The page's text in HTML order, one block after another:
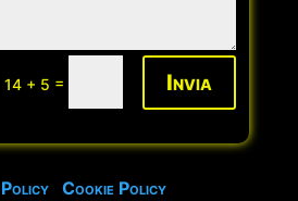
14 + 5 = Invia
PolicyCookie Policy